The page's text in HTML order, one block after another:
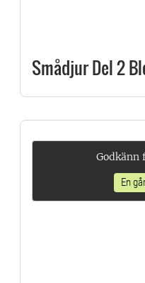
Smådjur Del 2
Godkänn
En